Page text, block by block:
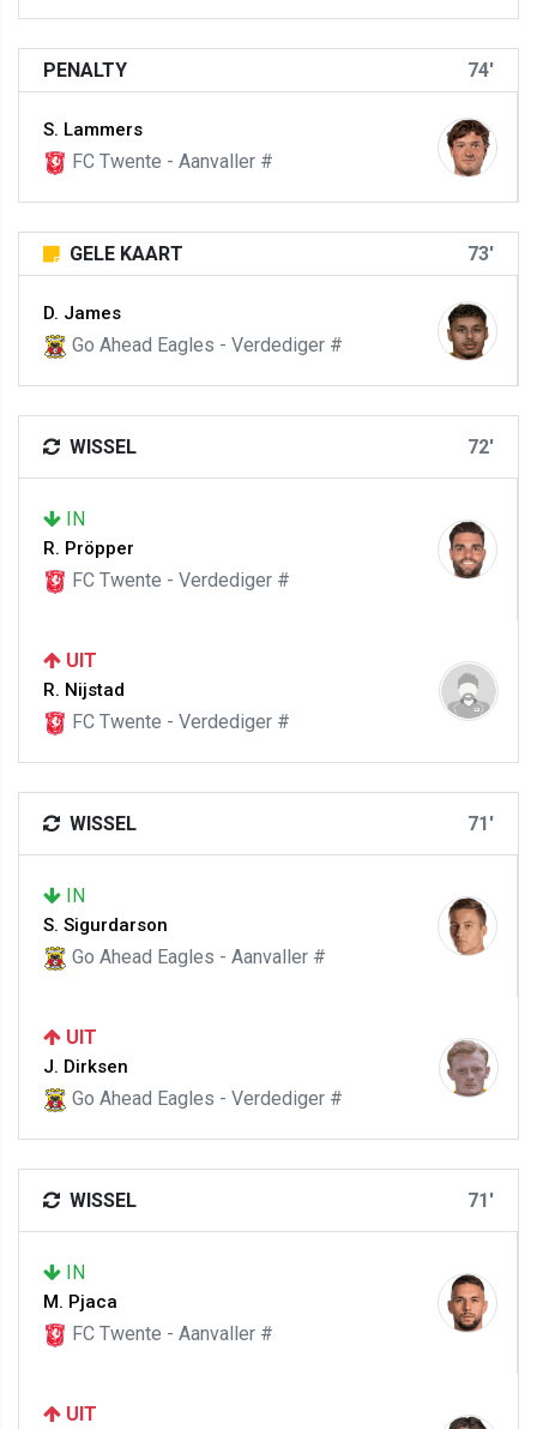
PENALTY 74'
S. Lammers
FC Twente - Aanvaller #
GELE KAART 73'
D. James
Go Ahead Eagles - Verdediger #
WISSEL 72'
IN
R. Pröpper
FC Twente - Verdediger #
UIT
R. Nijstad
FC Twente - Verdediger #
WISSEL 71'
IN
S. Sigurdarson
Go Ahead Eagles - Aanvaller #
UIT
J. Dirksen
Go Ahead Eagles - Verdediger #
WISSEL 71'
IN
M. Pjaca
FC Twente - Aanvaller #
UIT